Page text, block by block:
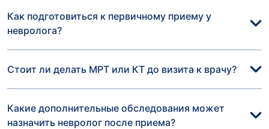
Как подготовиться к первичному приему у
невролога?
Стоит ли делать МРТ или КТ до визита к врачу?
Какие дополнительные обследования может
назначить невролог после приема?